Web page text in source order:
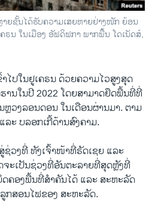
ຍ​ຊັ້ນ​ໄດ້​ຮັບ​ຄວາມ​ເສຍ​ຫາຍ​ຢ່າງ​ໜັກ ຍ້ອນ​
ຣນ ໃນ​ເມືອງ ອັຟດິ​ຟ​ກາ ພາກ​ພື້ນ ໂດ​ເນັດ​ສ໌,
ໄປໃນຢູເຄຣນ ດ້ວຍຄວາມໄວສູງສຸດ
ນໃນປີ 2022 ໂດຍສາມາດຢຶດພື້ນທີ່ທີ່
ວງລອນດອນ ໃນເດືອນຜ່ານມາ. ຕາມ
ລະ ບລອກເກີ້ດ້ານສົງຄາມ.
ຊ່ວງທີ່ ທັງເຈົ້າໜ້າທີ່ຣັດເຊຍ ແລະ
ຈະເປັນຊ່ວງທີ່ອັນຕະລາຍທີ່ສຸດຫຼັງທີ່
ຄອງພື້ນທີ່ສຳຄັນໄດ້ ແລະ ສະຫະລັດ
ກສອນໄຟຂອງ ສະຫະລັດ.